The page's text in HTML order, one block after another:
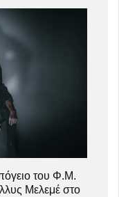
του Φ.Μ.
Μελεμέ στο